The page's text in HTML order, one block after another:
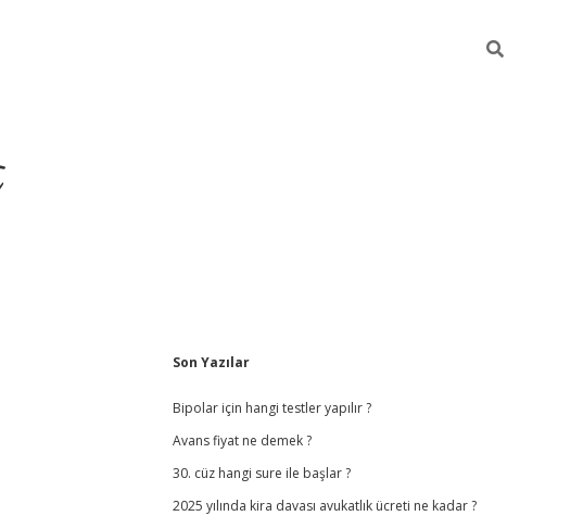
Sidebar
Son Yazılar
Bipolar için hangi testler yapılır ?
Avans fiyat ne demek ?
30. cüz hangi sure ile başlar ?
2025 yılında kira davası avukatlık ücreti ne kadar ?